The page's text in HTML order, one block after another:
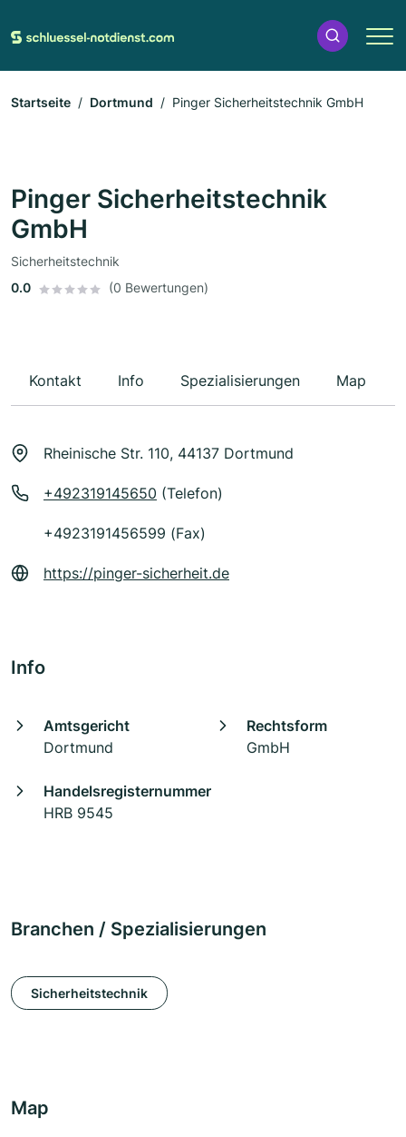
Startseite Dortmund Pinger Sicherheitstechnik GmbH
Pinger Sicherheitstechnik
GmbH
Sicherheitstechnik
0.0
(0 Bewertungen)
Kontakt Info Spezialisierungen Map
Rheinische Str. 110, 44137 Dortmund
+492319145650 (Telefon)
+4923191456599 (Fax)
https://pinger-sicherheit.de
Info
Amtsgericht
Dortmund
Rechtsform
GmbH
Handelsregisternummer
HRB 9545
Branchen / Spezialisierungen
Sicherheitstechnik
Map